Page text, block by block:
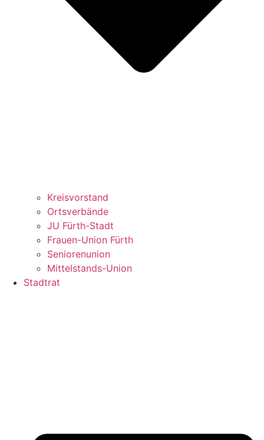
Kreisvorstand
Ortsverbände
JU Fürth-Stadt
Frauen-Union Fürth
Seniorenunion
Mittelstands-Union
Stadtrat